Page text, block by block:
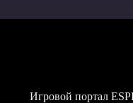
Игровой портал